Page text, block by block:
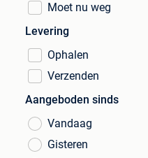
Moet nu weg
Levering
Ophalen
Verzenden
Aangeboden sinds
Vandaag
Gisteren